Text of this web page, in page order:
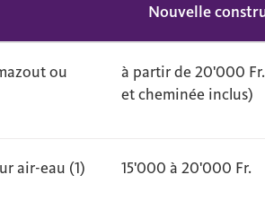
Nouvelle
ou
à partir de 20'000
et cheminée inclus)
air-eau (1) 15'000 à 20'000 Fr.